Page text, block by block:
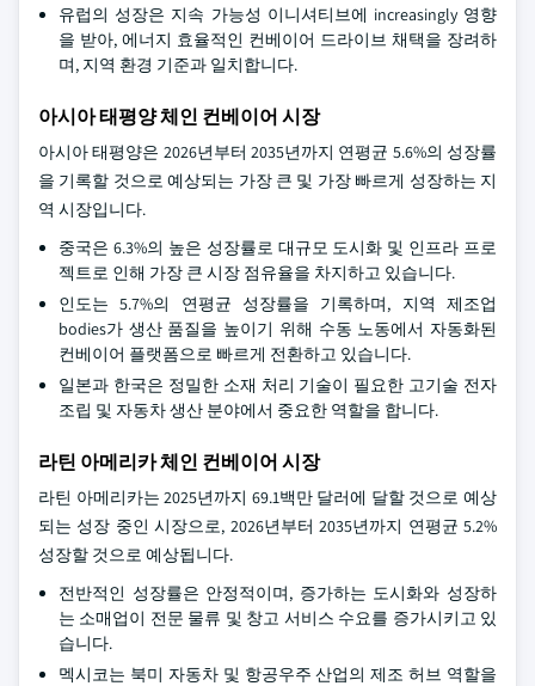
유럽의 성장은 지속 가능성 이니셔티브에 increasingly 영향
을 받아, 에너지 효율적인 컨베이어 드라이브 채택을 장려하
며, 지역 환경 기준과 일치합니다.
아시아 태평양 체인 컨베이어 시장
아시아 태평양은 2026년부터 2035년까지 연평균 5.6%의 성장률
을 기록할 것으로 예상되는 가장 큰 및 가장 빠르게 성장하는 지
역 시장입니다.
중국은 6.3%의 높은 성장률로 대규모 도시화 및 인프라 프로
젝트로 인해 가장 큰 시장 점유율을 차지하고 있습니다.
인도는 5.7%의 연평균 성장률을 기록하며, 지역 제조업
bodies가 생산 품질을 높이기 위해 수동 노동에서 자동화된
컨베이어 플랫폼으로 빠르게 전환하고 있습니다.
일본과 한국은 정밀한 소재 처리 기술이 필요한 고기술 전자
조립 및 자동차 생산 분야에서 중요한 역할을 합니다.
라틴 아메리카 체인 컨베이어 시장
라틴 아메리카는 2025년까지 69.1백만 달러에 달할 것으로 예상
되는 성장 중인 시장으로, 2026년부터 2035년까지 연평균 5.2%
성장할 것으로 예상됩니다.
전반적인 성장률은 안정적이며, 증가하는 도시화와 성장하
는 소매업이 전문 물류 및 창고 서비스 수요를 증가시키고 있
습니다.
멕시코는 북미 자동차 및 항공우주 산업의 제조 허브 역할을